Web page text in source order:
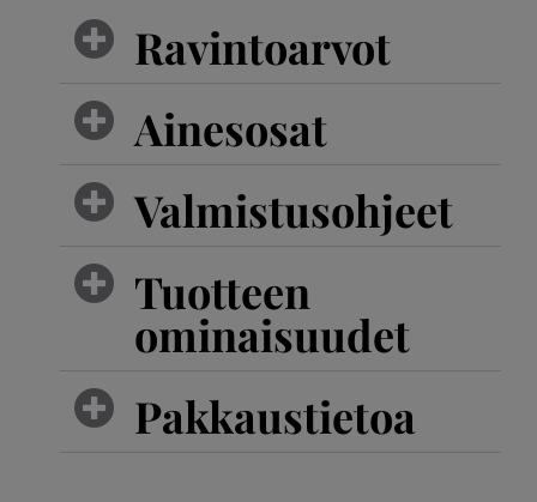
Ravintoarvot
Ainesosat
Valmistusohjeet
Tuotteen
ominaisuudet
Pakkaustietoa